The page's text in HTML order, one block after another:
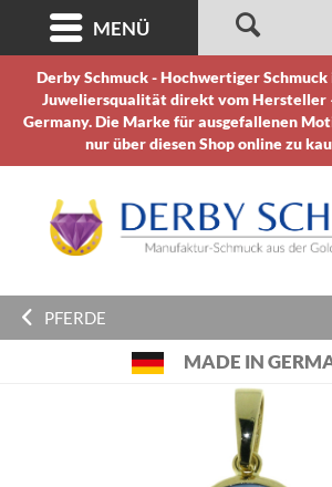
Derby Schmuck - Hochwertiger
Juweliersqualität direkt vom Hersteller
Germany. Die Marke für ausgefallenen
nur über diesen Shop online zu
MENÜ
PFERDE
MADE IN